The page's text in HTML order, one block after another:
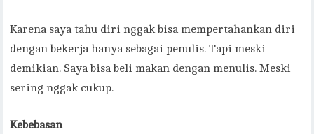
Karena saya tahu diri nggak bisa mempertahankan diri
dengan bekerja hanya sebagai penulis. Tapi meski
demikian. Saya bisa beli makan dengan menulis. Meski
sering nggak cukup.
Kebebasan